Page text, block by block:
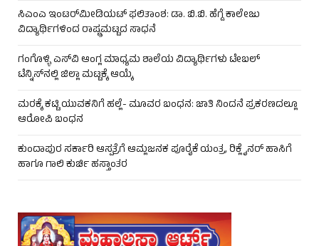
ಸಿಎಂಎ ಇಂಟರ್‌ಮೀಡಿಯಟ್ ಫಲಿತಾಂಶ: ಡಾ. ಬಿ.ಬಿ. ಹೆಗ್ಡೆ ಕಾಲೇಜು
ವಿದ್ಯಾರ್ಥಿಗಳಿಂದ ರಾಷ್ಟ್ರಮಟ್ಟದ ಸಾಧನೆ
ಗಂಗೊಳ್ಳಿ ಎಸ್‌ವಿ ಆಂಗ್ಲ ಮಾಧ್ಯಮ ಶಾಲೆಯ ವಿದ್ಯಾರ್ಥಿಗಳು ಟೇಬಲ್‌
ಟೆನ್ನಿಸ್‌ನಲ್ಲಿ ಜಿಲ್ಲಾ ಮಟ್ಟಕ್ಕೆ ಆಯ್ಕೆ
ಮರಕ್ಕೆ ಕಟ್ಟಿ ಯುವಕನಿಗೆ ಹಲ್ಲೆ- ಮೂವರ ಬಂಧನ: ಜಾತಿ ನಿಂದನೆ ಪ್ರಕರಣದಲ್ಲೂ
ಆರೋಪಿ ಬಂಧನ
ಕುಂದಾಪುರ ಸರ್ಕಾರಿ ಆಸ್ಪತ್ರೆಗೆ ಆಮ್ಲಜನಕ ಪೂರೈಕೆ ಯಂತ್ರ, ರಿಕ್ಲೈನರ್ ಹಾಸಿಗೆ
ಹಾಗೂ ಗಾಲಿ ಕುರ್ಚಿ ಹಸ್ತಾಂತರ